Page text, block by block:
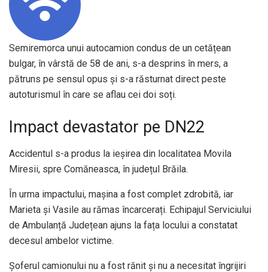
Semiremorca unui autocamion condus de un cetățean
bulgar, în vârstă de 58 de ani, s-a desprins în mers, a
pătruns pe sensul opus și s-a răsturnat direct peste
autoturismul în care se aflau cei doi soți.
Impact devastator pe DN22
Accidentul s-a produs la ieșirea din localitatea Movila
Miresii, spre Comăneasca, în județul Brăila.
În urma impactului, mașina a fost complet zdrobită, iar
Marieta și Vasile au rămas încarcerați. Echipajul Serviciului
de Ambulanță Județean ajuns la fața locului a constatat
decesul ambelor victime.
Șoferul camionului nu a fost rănit și nu a necesitat îngrijiri